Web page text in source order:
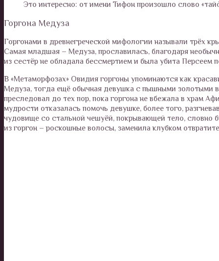
Это интересно: от имени Тифон произошло слово
Горгона Медуза
Горгонами в древнегреческой мифологии называли трёх
Самая младшая – Медуза, прославилась, благодаря
из сестёр не обладала бессмертием и была убита Персеем
В «Метаморфозах» Овидия горгоны упоминаются как
Медуза, тогда ещё обычная девушка с пышными золотыми
преследовал до тех пор, пока горгона не вбежала в храм
мудрости отказалась помочь девушке, более того,
чудовище со стальной чешуёй, покрывающей тело, словно
из горгон – роскошные волосы, заменила клубком